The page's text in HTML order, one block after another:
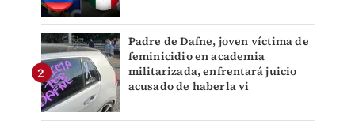
Padre de Dafne, joven víctima de
feminicidio en academia
militarizada, enfrentará juicio
acusado de haberla vi